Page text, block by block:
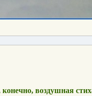
воздушная